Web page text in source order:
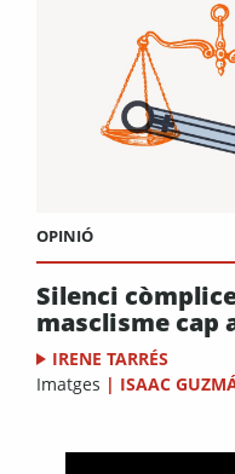
OPINIÓ
Silenci
masclisme cap
IRENE TARRÉS
Imatges | ISAAC